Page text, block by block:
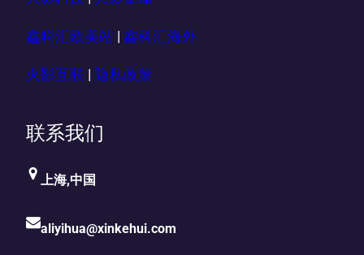
鑫科汇欧美站 | 鑫科汇海外
火影互联 隐私政策
联系我们
上海,中国
aliyihua@xinkehui.com